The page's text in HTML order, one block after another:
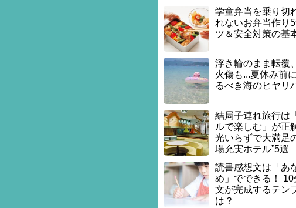
学童弁当を乗り切
れないお弁当作り
ツ＆安全対策の基
浮き輪のまま転覆
火傷も...夏休み前
るべき海のヒヤリ
結局子連れ旅行は
ルで楽しむ」が
光いらずで大満足
場充実ホテル”5選
読書感想文は「あ
め」でできる！ 10
文が完成するテン
は？